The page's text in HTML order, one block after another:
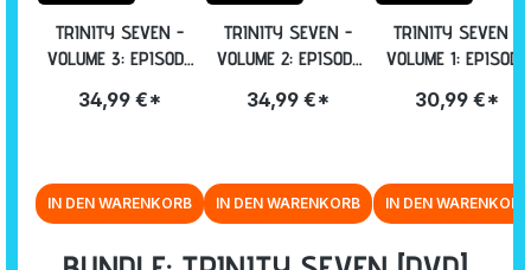
TRINITY SEVEN -
VOLUME 3: EPISODE
34,99 €*
IN DEN WARENKORB
TRINITY SEVEN -
VOLUME 2: EPISODE
34,99 €*
IN DEN WARENKORB
TRINITY SEVEN -
VOLUME 1: EPISODE
SAMMELSCHUBER
30,99 €*
IN DEN WARENKORB